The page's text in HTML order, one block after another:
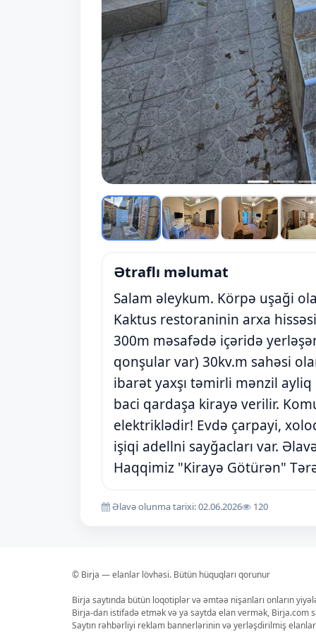
Ətraflı məlumat
Salam əleykum. Körpə uşaği
Kaktus restoraninin arxa
300m məsafədə içəridə
qonşular var) 30kv.m sahəsi
ibarət yaxşı təmirli mənzil
baci qardaşa kirayə verilir.
elektriklədir! Evdə çarpayi,
işiqi adellni sayğacları var.
Haqqimiz "Kirayə Götürən"
Əlavə olunma tarixi: 02.06.2026 120
© Birja — elanlar lövhəsi. Bütün hüquqları qorunur
Birja saytında bütün loqotiplər və əmtəə nişanları onların
Birja-dan istifadə etmək və ya saytda elan vermək, Birja.com
Saytın rəhbərliyi reklam bannerlərinin və yerləşdirilmiş